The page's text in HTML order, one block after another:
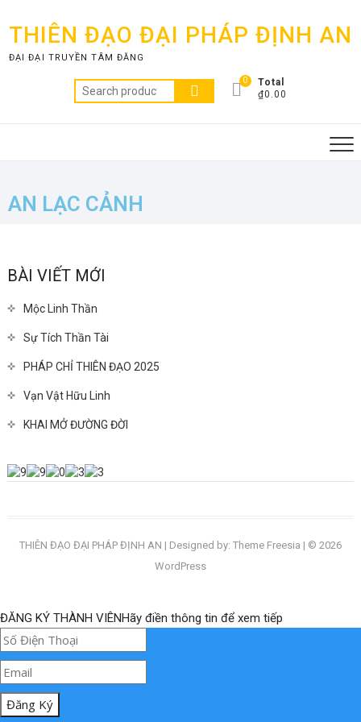
THIÊN ĐẠO ĐẠI PHÁP ĐỊNH AN
ĐẠI ĐẠI TRUYỀN TÂM ĐĂNG
0
Total
₫0.00
AN LẠC CẢNH
BÀI VIẾT MỚI
Mộc Linh Thần
Sự Tích Thần Tài
PHÁP CHỈ THIÊN ĐẠO 2025
Vạn Vật Hữu Linh
KHAI MỞ ĐƯỜNG ĐỜI
THIÊN ĐẠO ĐẠI PHÁP ĐỊNH AN | Designed by: Theme Freesia | © 2026
WordPress
ĐĂNG KÝ THÀNH VIÊNHãy điền thông tin để xem tiếp
Đăng Ký